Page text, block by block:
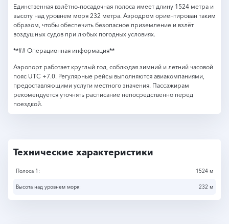
Единственная взлётно-посадочная полоса имеет длину 1524 метра и
высоту над уровнем моря 232 метра. Аэродром ориентирован таким
образом, чтобы обеспечить безопасное приземление и взлёт
воздушных судов при любых погодных условиях.
**## Операционная информация**
Аэропорт работает круглый год, соблюдая зимний и летний часовой
пояс UTC +7.0. Регулярные рейсы выполняются авиакомпаниями,
предоставляющими услуги местного значения. Пассажирам
рекомендуется уточнять расписание непосредственно перед
поездкой.
Технические характеристики
Полоса 1: 1524 м
Высота над уровнем моря: 232 м